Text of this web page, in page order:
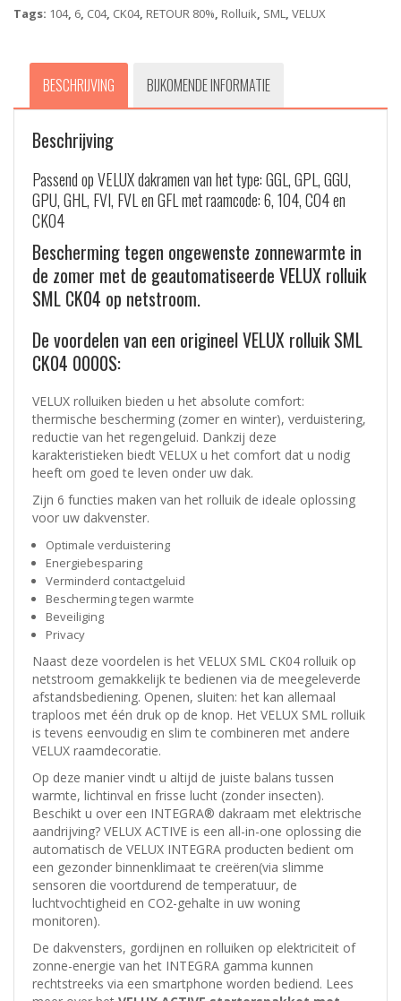
Tags: 104, 6, C04, CK04, RETOUR 80%, Rolluik, SML, VELUX
BESCHRIJVING BIJKOMENDE INFORMATIE
Beschrijving
Passend op VELUX dakramen van het type: GGL, GPL, GGU,
GPU, GHL, FVI, FVL en GFL met raamcode: 6, 104, C04 en
CK04
Bescherming tegen ongewenste zonnewarmte in
de zomer met de geautomatiseerde VELUX rolluik
SML CK04 op netstroom.
De voordelen van een origineel VELUX rolluik SML
CK04 0000S:
VELUX rolluiken bieden u het absolute comfort:
thermische bescherming (zomer en winter), verduistering,
reductie van het regengeluid. Dankzij deze
karakteristieken biedt VELUX u het comfort dat u nodig
heeft om goed te leven onder uw dak.
Zijn 6 functies maken van het rolluik de ideale oplossing
voor uw dakvenster.
Optimale verduistering
Energiebesparing
Verminderd contactgeluid
Bescherming tegen warmte
Beveiliging
Privacy
Naast deze voordelen is het VELUX SML CK04 rolluik op
netstroom gemakkelijk te bedienen via de meegeleverde
afstandsbediening. Openen, sluiten: het kan allemaal
traploos met één druk op de knop. Het VELUX SML rolluik
is tevens eenvoudig en slim te combineren met andere
VELUX raamdecoratie.
Op deze manier vindt u altijd de juiste balans tussen
warmte, lichtinval en frisse lucht (zonder insecten).
Beschikt u over een INTEGRA® dakraam met elektrische
aandrijving? VELUX ACTIVE is een all-in-one oplossing die
automatisch de VELUX INTEGRA producten bedient om
een gezonder binnenklimaat te creëren(via slimme
sensoren die voortdurend de temperatuur, de
luchtvochtigheid en CO2-gehalte in uw woning
monitoren).
De dakvensters, gordijnen en rolluiken op elektriciteit of
zonne-energie van het INTEGRA gamma kunnen
rechtstreeks via een smartphone worden bediend. Lees